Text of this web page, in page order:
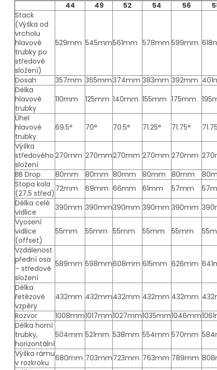
44 49 52 54 56
Stack
(Výška od
vrcholu
hlavové
trubky po
středové
složení)
529mm 545mm561mm 578mm 599mm
Dosah 357mm 365mm374mm 383mm 392mm
Délka
hlavové
trubky
110mm 125mm 140mm 155mm 175mm
Úhel
hlavové
trubky
69.5° 70° 70.5° 71.25° 71.75°
Výška
středového
složení
270mm 270mm270mm 270mm 270mm
BB Drop
80mm 80mm 80mm 80mm 80mm
Stopa kola
(27,5 střed) 72mm 69mm 66mm 61mm 57mm
Délka celé
vidlice
390mm 390mm390mm 390mm 390mm
Vyosení
vidlice
(offset)
55mm 55mm 55mm 55mm 55mm
Vzdálenost
přední osa
– středové
složení
589mm 598mm608mm 615mm 626mm
Délka
řetězové
vzpěry
432mm 432mm432mm 432mm 432mm
Rozvor
1008mm1017mm1027mm1035mm1046mm
Délka horní
trubky,
horizontální
504mm 521mm 538mm 554mm 570mm
Výška rámu
v rozkroku
680mm 703mm723mm 763mm 789mm